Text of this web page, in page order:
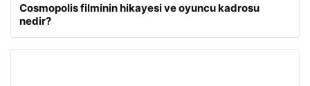
Cosmopolis filminin hikayesi ve oyuncu kadrosu
nedir?